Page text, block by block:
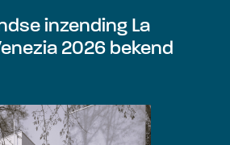
inzending La
2026 bekend